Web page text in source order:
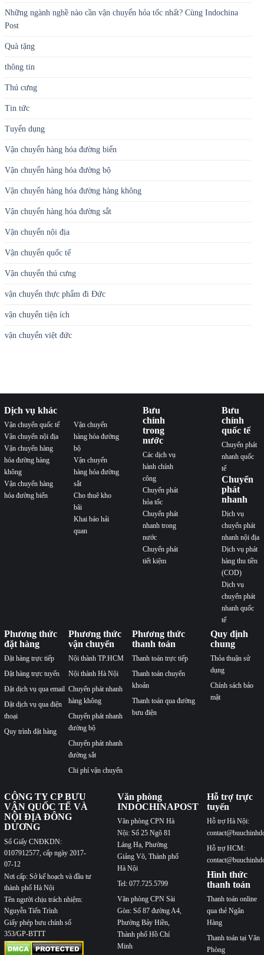
Những ngành nghề nào cần vận chuyển hỏa tốc nhất? Cùng Indochina
Post
Quà tặng
thông tin
Thú cưng
Tin tức
Tuyển dụng
Vận chuyển hàng hóa đường biển
Vận chuyển hàng hóa đường bộ
Vận chuyển hàng hóa đường hàng không
Vận chuyển hàng hóa đường sắt
Vận chuyển nội địa
Vận chuyển quốc tế
Vận chuyển thú cưng
vận chuyển thực phẩm đi Đức
vận chuyển tiện ích
vận chuyển việt đức
Dịch vụ khác
Vận chuyển quốc tế
Vận chuyển nội địa
Vận chuyển hàng
hóa đường hàng
không
Vận chuyển hàng
hóa đường biển
Vận chuyển
hàng hóa đường
bộ
Vận chuyển
hàng hóa đường
sắt
Cho thuê kho
bãi
Khai báo hải
quan
Bưu
chính
trong
nước
Các dịch vụ
hành chính
công
Chuyển phát
hỏa tốc
Chuyển phát
nhanh trong
nước
Chuyển phát
tiết kiệm
Bưu
chính
quốc tế
Chuyển phát
nhanh quốc
tế
Chuyển
phát
nhanh
Dịch vụ
chuyển phát
nhanh nội địa
Dịch vụ phát
hàng thu tiền
(COD)
Dịch vụ
chuyển phát
nhanh quốc
tế
Phương thức
đặt hàng
Đặt hàng trực tiếp
Đặt hàng trực tuyến
Đặt dịch vụ qua email
Đặt dịch vụ qua điện
thoại
Quy trình đặt hàng
Phương thức
vận chuyển
Nội thành TP.HCM
Nội thành Hà Nội
Chuyển phát nhanh
hàng không
Chuyển phát nhanh
đường bộ
Chuyển phát nhanh
đường sắt
Chi phí vận chuyển
Phương thức
thanh toán
Thanh toán trực tiếp
Thanh toán chuyển
khoản
Thanh toán qua đường
bưu điện
Quy định
chung
Thỏa thuận sử
dụng
Chính sách bảo
mật
CÔNG TY CP BƯU
VẬN QUỐC TẾ VÀ
NỘI ĐỊA ĐÔNG
DƯƠNG
Số Giấy CNĐKDN:
0107912577, cấp ngày 2017-
07-12
Nơi cấp: Sở kế hoạch và đầu tư
thành phố Hà Nội
Tên người chịu trách nhiệm:
Nguyễn Tiến Trình
Giấy phép bưu chính số
353/GP-BTTT
Văn phòng
INDOCHINAPOST
Văn phòng CPN Hà
Nội: Số 25 Ngõ 81
Láng Hạ, Phường
Giảng Võ, Thành phố
Hà Nội
Tel: 077.725.5799
Văn phòng CPN Sài
Gòn: Số 87 đường A4,
Phường Bảy Hiền,
Thành phố Hồ Chí
Minh
Hỗ trợ trực
tuyến
Hỗ trợ Hà Nội:
Hỗ trợ HCM:
Hình thức
thanh toán
Thanh toán online
qua thẻ Ngân
Hàng
Thanh toán tại Văn
Phòng